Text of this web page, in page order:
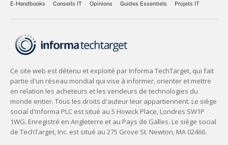
E-Handbooks Conseils IT Opinions Guides Essentiels Projets IT